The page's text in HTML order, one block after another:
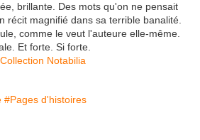
brillante. Des mots qu'on ne pensait
récit magnifié dans sa terrible banalité.
comme le veut l'auteure elle-même.
Et forte. Si forte.
Notabilia
#Pages d'histoires